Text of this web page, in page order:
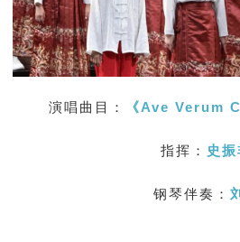
演唱曲目： 《Ave Verum
指挥： 史振
钢琴伴奏：